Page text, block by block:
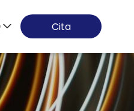
Cita